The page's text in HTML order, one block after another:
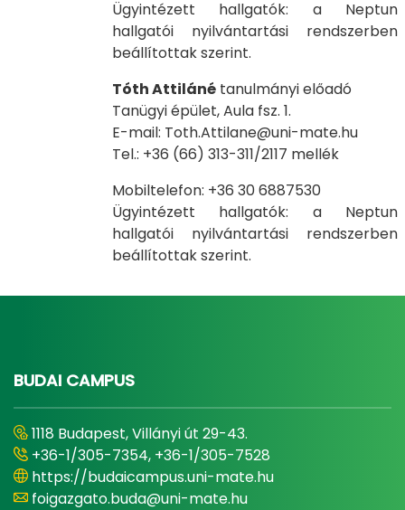
Ügyintézett hallgatók: a Neptun
hallgatói nyilvántartási rendszerben
beállítottak szerint.
Tóth Attilánétanulmányi előadó
Tanügyi épület, Aula fsz. 1.
E-mail: Toth.Attilane@uni-mate.hu
Tel.: +36 (66) 313-311/2117 mellék
Mobiltelefon: +36 30 6887530
Ügyintézett hallgatók: a Neptun
hallgatói nyilvántartási rendszerben
beállítottak szerint.
BUDAI CAMPUS
1118 Budapest, Villányi út 29-43.
+36-1/305-7354, +36-1/305-7528
https://budaicampus.uni-mate.hu
foigazgato.buda@uni-mate.hu